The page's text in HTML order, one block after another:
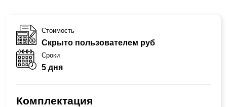
Стоимость
Скрыто пользователем руб
Сроки
5 дня
Комплектация